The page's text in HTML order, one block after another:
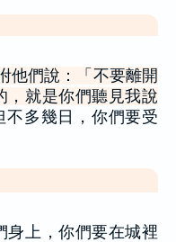
他們說：「不要離開
，就是你們聽見我說
不多幾日，你們要受
身上，你們要在城裡